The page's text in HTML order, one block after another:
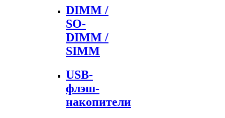
DIMM /
SO-
DIMM /
SIMM
USB-
флэш-
накопители